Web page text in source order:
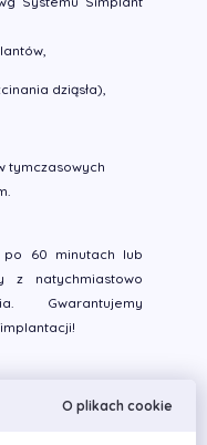
dziąsła),
tymczasowych
60 minutach lub
z natychmiastowo
Gwarantujemy
O plikach cookie